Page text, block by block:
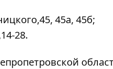
45а, 45б;
28.